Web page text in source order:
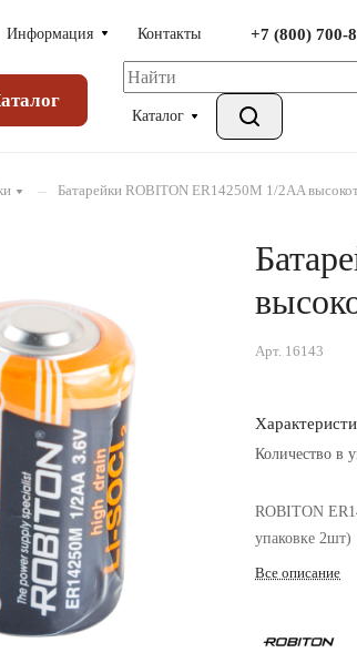
Информация Контакты +7 (800) 700-
Каталог
– Батарейки ROBITON ER14250M 1/2AA
Арт. 16143
Количество в
ROBITON
упаковке 2шт)
Все описание